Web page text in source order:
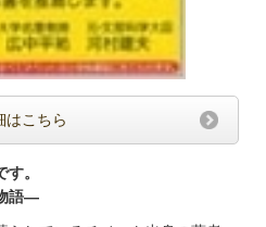
はこちら
。
語—